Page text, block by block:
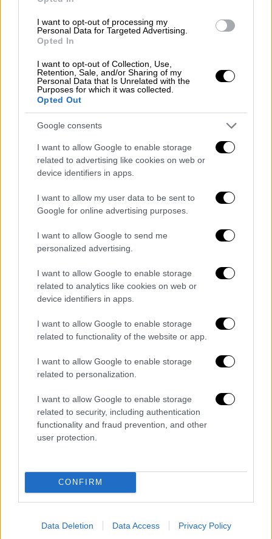
I want to opt-out of processing my
Personal Data for Targeted Advertising.
Opted In
I want to opt-out of Collection, Use,
Retention, Sale, and/or Sharing of my
Personal Data that Is Unrelated with the
Purposes for which it was collected.
Opted Out
Google consents
I want to allow Google to enable storage
related to advertising like cookies on web or
device identifiers in apps.
I want to allow my user data to be sent to
Google for online advertising purposes.
I want to allow Google to send me
personalized advertising.
I want to allow Google to enable storage
related to analytics like cookies on web or
device identifiers in apps.
I want to allow Google to enable storage
related to functionality of the website or app.
I want to allow Google to enable storage
related to personalization.
I want to allow Google to enable storage
related to security, including authentication
functionality and fraud prevention, and other
user protection.
CONFIRM
Data Deletion Data Access Privacy Policy
interested in’
https://t.co/nywUhnsTMw
pic.twitter.com/1wA6CJBZDz
— New York Post (@nypost)
August
23, 2024
Ο Ουάσινγκτον έχει συνεργαστεί με τον
86χρονο Σκοτ και στο παρελθόν. Το δίδυμο
συνεργάστηκε το 2007 στο θρίλερ «American
Gangster», συγκεντρώνονταςαρκετές
υποψηφιότητες για βραβεία
τους στην ταινία.
φορά και τώρα είμαστε εδώ. Είναι
προσηλωμένος. Είναι ενθουσιασμένος με τη
ζωή και την επόμενη ταινία του. Αποτελεί
έμπνευση», σχολίασε. «Όλοι θα πρέπει να
θέλουμε να νιώθουμε έτσι στα 86 μας».
Ο Σκοτ, ο οποίος γύρισε την πρώτη
βραβευμένη με Όσκαρ ταινία «Gladiator» με
πρωταγωνιστές τους Ράσελ Κρόου, Χοακίν
Φοίνιξ, Κόνι Νίλσεν και άλλους, έχει
καλύτερο πράγμα που έχω κάνει ποτέ. Eνα
από τα καλύτερα πράγματα. Εχω κάνει
μερικά καλά πράγματα... είναι γεμάτο βίαιη
στο περιοδικό σε ξεχωριστή συνέντευξη.
EXCLUSIVE ⚔️#GladiatorII
Scott tells Empire.